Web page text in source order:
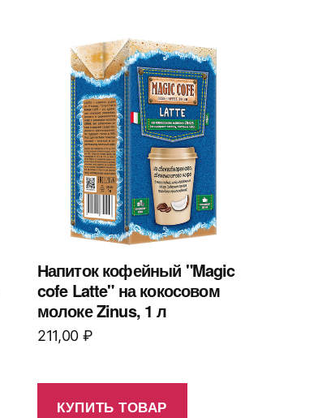
Напиток кофейный "Magic
cofe Latte" на кокосовом
молоке Zinus, 1 л
211,00 ₽
КУПИТЬ ТОВАР